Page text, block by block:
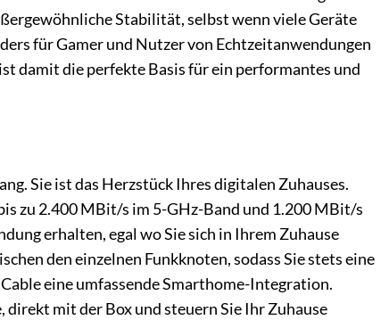
Stabilität, selbst wenn viele Geräte
für Gamer und Nutzer von Echtzeitanwendungen
damit die perfekte Basis für ein performantes und
Sie ist das Herzstück Ihres digitalen Zuhauses.
zu 2.400 MBit/s im 5-GHz-Band und 1.200 MBit/s
erhalten, egal wo Sie sich in Ihrem Zuhause
den einzelnen Funkknoten, sodass Sie stets eine
eine umfassende Smarthome-Integration.
mit der Box und steuern Sie Ihr Zuhause